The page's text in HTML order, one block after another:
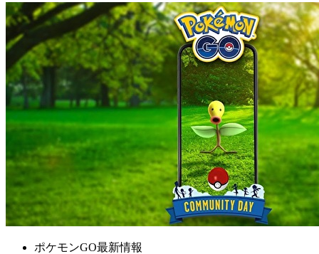
ポケモンGO最新情報